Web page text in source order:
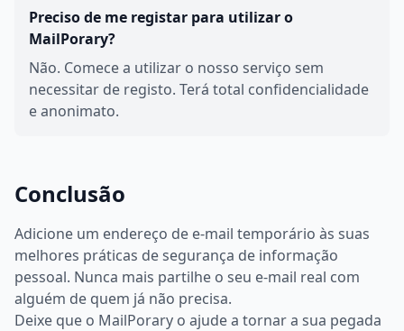
Preciso de me registar para utilizar o
MailPorary?
Não. Comece a utilizar o nosso serviço sem
necessitar de registo. Terá total confidencialidade
e anonimato.
Conclusão
Adicione um endereço de e-mail temporário às suas
melhores práticas de segurança de informação
pessoal. Nunca mais partilhe o seu e-mail real com
alguém de quem já não precisa.
Deixe que o MailPorary o ajude a tornar a sua pegada